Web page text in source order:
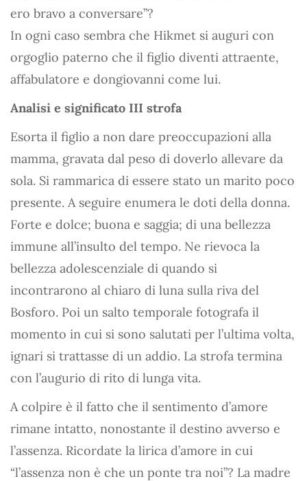
ero bravo a conversare”?
In ogni caso sembra che Hikmet si auguri con
orgoglio paterno che il figlio diventi attraente,
affabulatore e dongiovanni come lui.
Analisi e significato III strofa
Esorta il figlio a non dare preoccupazioni alla
mamma, gravata dal peso di doverlo allevare da
sola. Si rammarica di essere stato un marito poco
presente. A seguire enumera le doti della donna.
Forte e dolce; buona e saggia; di una bellezza
immune all’insulto del tempo. Ne rievoca la
bellezza adolescenziale di quando si
incontrarono al chiaro di luna sulla riva del
Bosforo. Poi un salto temporale fotografa il
momento in cui si sono salutati per l’ultima volta,
ignari si trattasse di un addio. La strofa termina
con l’augurio di rito di lunga vita.
A colpire è il fatto che il sentimento d’amore
rimane intatto, nonostante il destino avverso e
l’assenza. Ricordate la lirica d’amore in cui
“l’assenza non è che un ponte tra noi”? La madre